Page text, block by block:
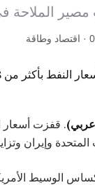
مصير الملاحة
المتحدة وإيران